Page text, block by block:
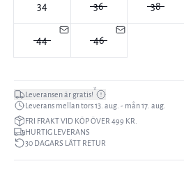
34 36 38
44 46
Leveransen är gratis!*
Leverans mellan tors 13. aug. - mån 17. aug.
FRI FRAKT VID KÖP ÖVER 499 KR.
HURTIG LEVERANS
30 DAGARS LÄTT RETUR